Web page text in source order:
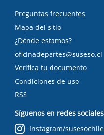
Preguntas frecuentes
Mapa del sitio
¿Dónde estamos?
oficinadepartes@suseso.cl
Verifica tu documento
Condiciones de uso
RSS
Síguenos en redes sociales
Instagram/susesochile